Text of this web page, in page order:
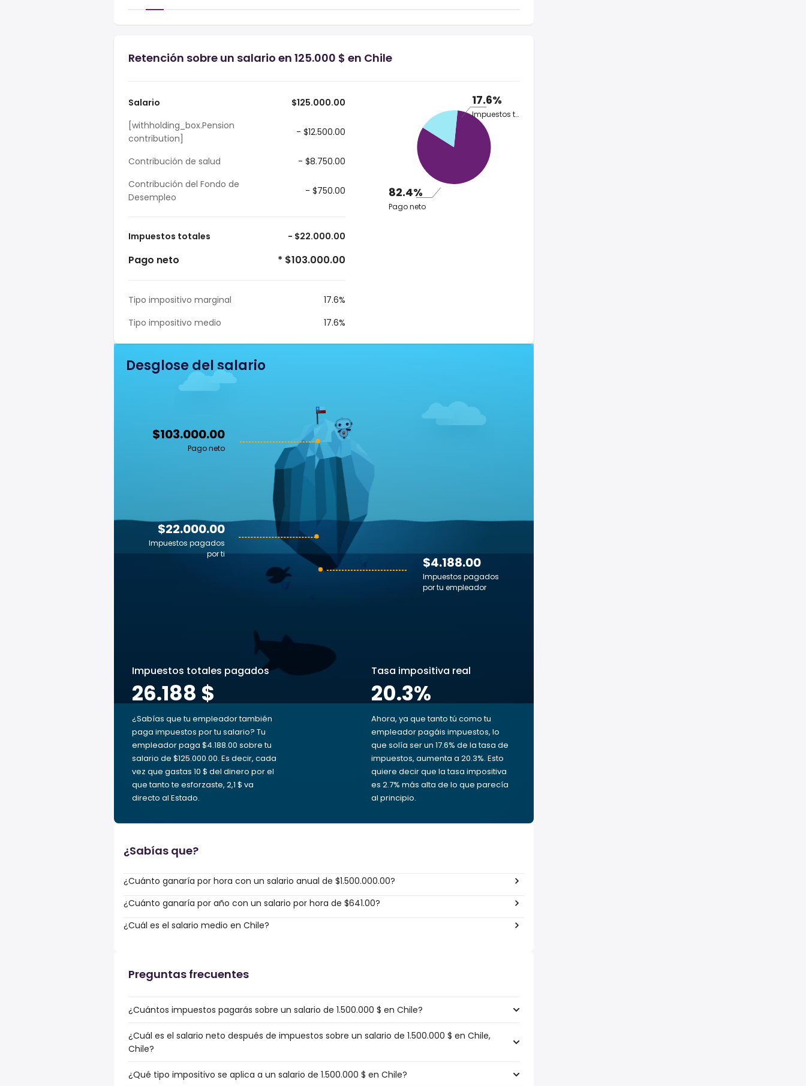
Retención sobre un salario en 125.000 $ en Chile
Salario
$125.000.00
[withholding_box.Pension
contribution]
- $12.500.00
Contribución de salud
- $8.750.00
Contribución del Fondo de
Desempleo
- $750.00
Impuestos totales - $22.000.00
Pago neto * $103.000.00
Tipo impositivo marginal
17.6%
Tipo impositivo medio
17.6%
17.6%
Impuestos totales
82.4%
Pago neto
Desglose del salario
$103.000.00
Pago neto
$4.188.00
Impuestos pagados
por tu empleador
$22.000.00
Impuestos pagados
por ti
Impuestos totales pagados
26.188 $
¿Sabías que tu empleador también
paga impuestos por tu salario? Tu
empleador paga $4.188.00 sobre tu
salario de $125.000.00. Es decir, cada
vez que gastas 10 $ del dinero por el
que tanto te esforzaste, 2,1 $ va
directo al Estado.
Tasa impositiva real
20.3%
Ahora, ya que tanto tú como tu
empleador pagáis impuestos, lo
que solía ser un 17.6% de la tasa de
impuestos, aumenta a 20.3%. Esto
quiere decir que la tasa impositiva
es 2.7% más alta de lo que parecía
al principio.
¿Sabías que?
¿Cuánto ganaría por hora con un salario anual de $1.500.000.00?
¿Cuánto ganaría por año con un salario por hora de $641.00?
¿Cuál es el salario medio en Chile?
Preguntas frecuentes
¿Cuántos impuestos pagarás sobre un salario de 1.500.000 $ en Chile?
¿Cuál es el salario neto después de impuestos sobre un salario de 1.500.000 $ en Chile,
Chile?
¿Qué tipo impositivo se aplica a un salario de 1.500.000 $ en Chile?